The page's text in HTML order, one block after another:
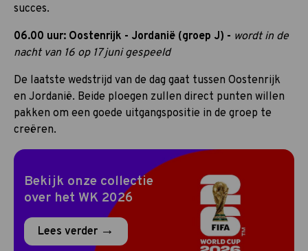
succes.
06.00 uur: Oostenrijk - Jordanië (groep J) - wordt in de
nacht van 16 op 17 juni gespeeld
De laatste wedstrijd van de dag gaat tussen Oostenrijk
en Jordanië. Beide ploegen zullen direct punten willen
pakken om een goede uitgangspositie in de groep te
creëren.
Bekijk onze collectie
over het WK 2026
Lees verder